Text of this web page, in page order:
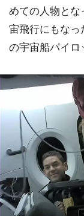
めての人物とな
宙飛行にもなっ
の宇宙船パイロ